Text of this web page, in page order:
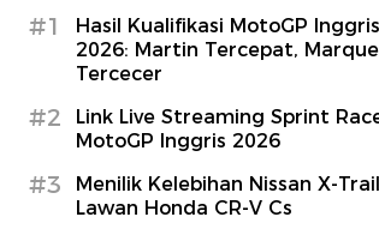
#1
Hasil Kualifikasi MotoGP Inggris
2026: Martin Tercepat,
Tercecer
#2
Link Live Streaming Sprint
MotoGP Inggris 2026
#3
Menilik Kelebihan Nissan X-
Lawan Honda CR-V Cs